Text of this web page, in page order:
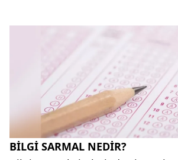
BİLGİ SARMAL NEDİR?